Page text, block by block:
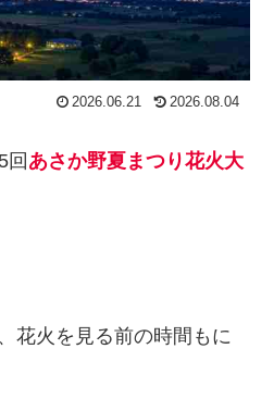
2026.06.21 2026.08.04
回 あさか野夏まつり花火大
花火を見る前の時間もに